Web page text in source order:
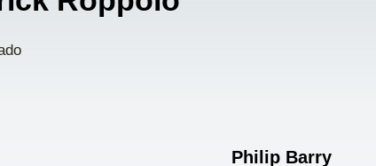
Philip Barry